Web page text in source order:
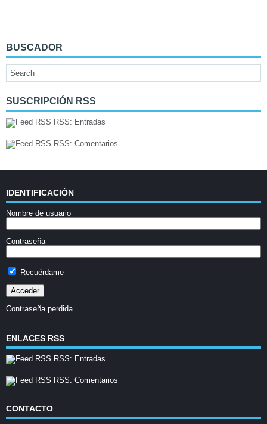
BUSCADOR
SUSCRIPCIÓN RSS
RSS: Entradas
RSS: Comentarios
IDENTIFICACIÓN
Nombre de usuario
Contraseña
Recuérdame
Contraseña perdida
ENLACES RSS
RSS: Entradas
RSS: Comentarios
CONTACTO